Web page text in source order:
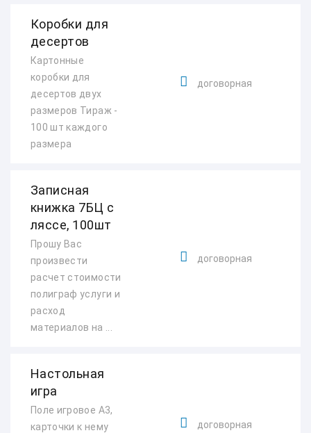
Коробки для
десертов
Картонные
коробки для
десертов двух
размеров Тираж -
100 шт каждого
размера
договорная
Записная
книжка 7БЦ с
ляссе, 100шт
Прошу Вас
произвести
расчет стоимости
полиграф услуги и
расход
материалов на ...
договорная
Настольная
игра
Поле игровое А3,
карточки к нему
договорная